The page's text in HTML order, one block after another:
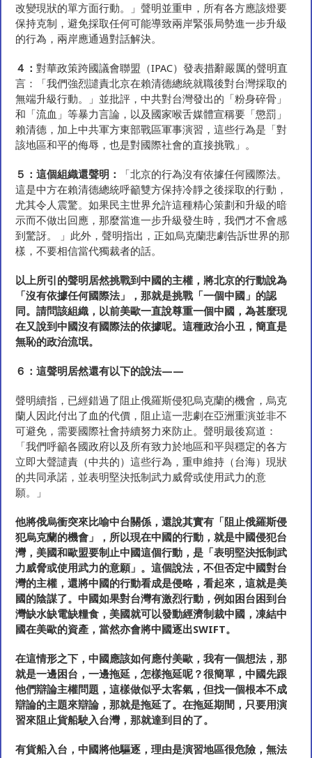
改變現狀的單方面行動。」聲明並重申，所有各方應該燈要
保持克制，避免採取任何可能導致兩岸緊張局勢進一步升級
的行為，兩岸應通過對話解決。
４：對華政策跨國議會聯盟（IPAC）發表措辭嚴厲的聲明直
言：「我們強烈譴責北京在賴清德總統就職後對台灣採取的
無端升級行動。」並批評，中共對台灣發出的「粉身碎骨」
和「流血」等暴力言論，以及國家喉舌媒體宣稱要「懲罰」
賴清德，加上中共軍方東部戰區軍事演習，這些行為是「對
該地區和平的侮辱，也是對國際社會的直接挑戰」。
５：這個組織還聲明 ：
「北京的行為沒有依據任何國際法。
這是中方在賴清德總統呼籲雙方保持冷靜之後採取的行動，
尤其令人震驚。如果民主世界允許這種精心策劃和升級的暗
示而不做出回應，那麼當進一步升級發生時，我們才不會感
到驚訝。 」此外，聲明指出，正如烏克蘭悲劇告訴世界的那
樣，不要相信當代獨裁者的話。
以上所引的聲明居然挑戰到中國的主權，將北京的行動說為
「沒有依據任何國際法」 ，那就是挑戰 「一個中國 」 的認
同。請問該組織，以前美歐一直說尊重一個中國，為甚麼現
在又說到中國沒有國際法的依據呢。這種政治小丑，簡直是
無恥的政治流氓。
６：這聲明居然還有以下的說法——
聲明續指，已經錯過了阻止俄羅斯侵犯烏克蘭的機會，烏克
蘭人因此付出了血的代價，阻止這一悲劇在亞洲重演並非不
可避免，需要國際社會持續努力來防止。聲明最後寫道：
「我們呼籲各國政府以及所有致力於地區和平與穩定的各方
立即大聲譴責（中共的）這些行為，重申維持（台海）現狀
的共同承諾，並表明堅決抵制武力威脅或使用武力的意
願。」
他將俄烏衝突來比喻中台關係，還說其實有 「阻止俄羅斯侵
犯烏克蘭的機會 」
，所以現在中國的行動，就是中國侵犯台
灣，美國和歐盟要制止中國這個行動，是 「表明堅決抵制武
力威脅或使用武力的意願」 。這個說法，不但否定中國對台
灣的主權，還將中國的行動看成是侵略，看起來，這就是美
國的陰謀了。中國如果對台灣有激烈行動，例如困台困到台
灣缺水缺電缺糧食，美國就可以發動經濟制裁中國，凍結中
國在美歐的資產，當然亦會將中國逐出SWIFT。
在這情形之下，中國應該如何應付美歐，我有一個想法，那
就是一邊困台，一邊拖延，怎樣拖延呢？很簡單，中國先跟
他們辯論主權問題，這樣做似乎太客氣，但找一個根本不成
辯論的主題來辯論，那就是拖延了。在拖延期間，只要用演
習來阻止貨船駛入台灣，那就達到目的了。
有貨船入台，中國將他驅逐，理由是演習地區很危險，無法